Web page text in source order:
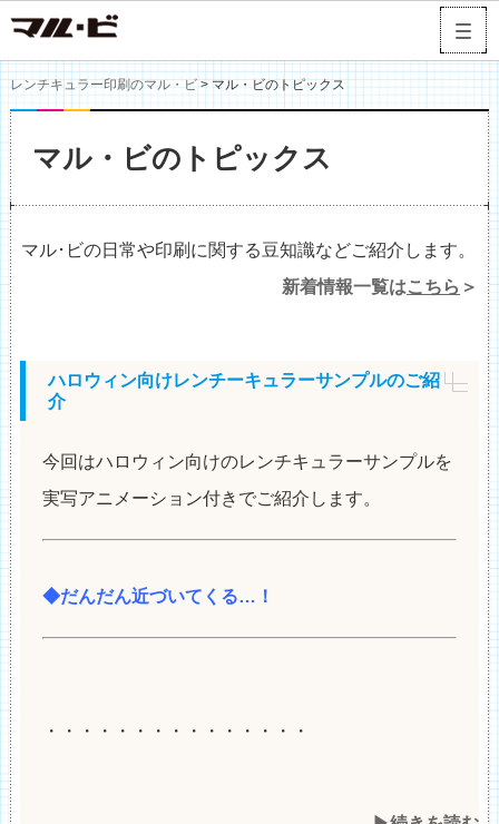
レンチキュラー印刷のマル・ビ> マル・ビのトピックス
マル・ビのトピックス
マル･ビの日常や印刷に関する豆知識などご紹介します。
新着情報一覧はこちら ＞
ハロウィン向けレンチーキュラーサンプルのご紹
介
今回はハロウィン向けのレンチキュラーサンプルを
実写アニメーション付きでご紹介します。
◆だんだん近づいてくる…！
・・・・・・・・・・・・・・・